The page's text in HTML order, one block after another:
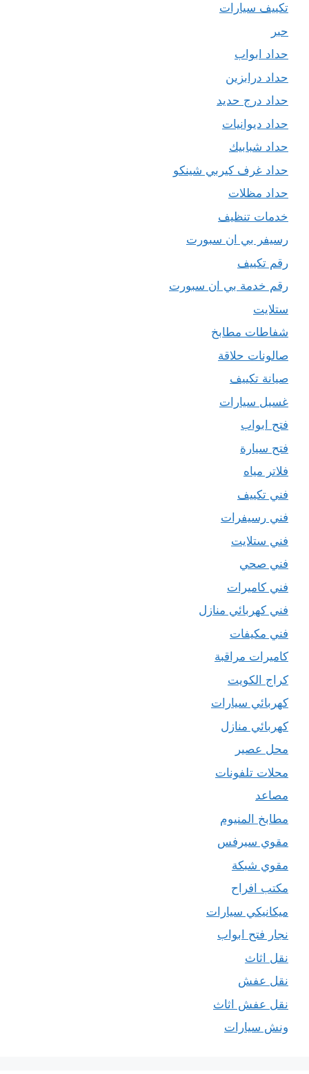
تكييف سيارات
حبر
حداد ابواب
حداد درابزين
حداد درج حديد
حداد ديوانيات
حداد شبابيك
حداد غرف كيربي شينكو
حداد مظلات
خدمات تنظيف
رسيفر بي ان سبورت
رقم تكييف
رقم خدمة بي ان سبورت
ستلايت
شفاطات مطابخ
صالونات حلاقة
صيانة تكييف
غسيل سيارات
فتح ابواب
فتح سيارة
فلاتر مياه
فني تكييف
فني رسيفرات
فني ستلايت
فني صحي
فني كاميرات
فني كهربائي منازل
فني مكيفات
كاميرات مراقبة
كراج الكويت
كهربائي سيارات
كهربائي منازل
محل عصير
محلات تلفونات
مصاعد
مطابخ المنيوم
مقوي سيرفس
مقوي شبكة
مكتب افراح
ميكانيكي سيارات
نجار فتح ابواب
نقل اثاث
نقل عفش
نقل عفش اثاث
ونش سيارات